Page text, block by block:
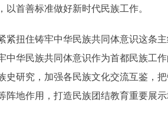
以首善标准做好新时代民族工作。
住铸牢中华民族共同体意识这条主
中华民族共同体意识作为首都民族工
史研究，加强各民族文化交流互鉴，
阵地作用，打造民族团结教育重要展示